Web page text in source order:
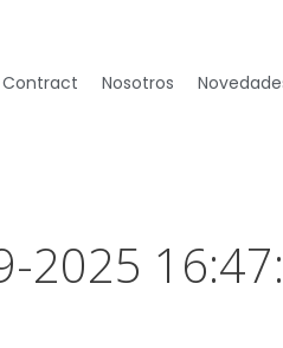
Contract Nosotros
2025